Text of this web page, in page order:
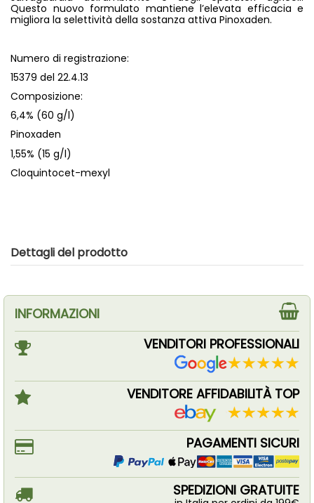
Questo nuovo formulato mantiene l’elevata efficacia e
migliora la selettività della sostanza attiva Pinoxaden.
Numero di registrazione:
15379 del 22.4.13
Composizione:
6,4% (60 g/l)
Pinoxaden
1,55% (15 g/l)
Cloquintocet-mexyl
Dettagli del prodotto
INFORMAZIONI
VENDITORI PROFESSIONALI
VENDITORE AFFIDABILITÀ TOP
PAGAMENTI SICURI
SPEDIZIONI GRATUITE